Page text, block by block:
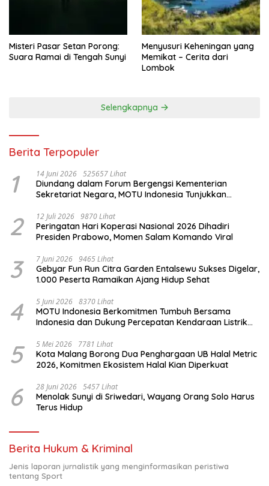
Misteri Pasar Setan Porong:
Suara Ramai di Tengah Sunyi
Menyusuri Keheningan yang
Memikat – Cerita dari
Lombok
Selengkapnya
Berita Terpopuler
1 14 Juni 2026 525657 Lihat
Diundang dalam Forum Bergengsi Kementerian
Sekretariat Negara, MOTU Indonesia Tunjukkan
2 12 Juli 2026 9870 Lihat
Peringatan Hari Koperasi Nasional 2026 Dihadiri
Presiden Prabowo, Momen Salam Komando Viral
3 7 Juni 2026 9465 Lihat
Gebyar Fun Run Citra Garden Entalsewu Sukses Digelar,
1.000 Peserta Ramaikan Ajang Hidup Sehat
4 5 Juni 2026 8370 Lihat
MOTU Indonesia Berkomitmen Tumbuh Bersama
Indonesia dan Dukung Percepatan Kendaraan Listrik
5 5 Mei 2026 7781 Lihat
Kota Malang Borong Dua Penghargaan UB Halal Metric
2026, Komitmen Ekosistem Halal Kian Diperkuat
6 28 Juni 2026 5457 Lihat
Menolak Sunyi di Sriwedari, Wayang Orang Solo Harus
Terus Hidup
Berita Hukum & Kriminal
Jenis laporan jurnalistik yang menginformasikan peristiwa
tentang Sport